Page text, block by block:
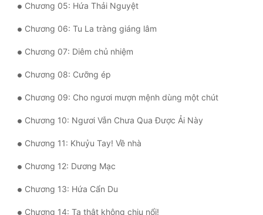
Chương 05: Hứa Thải Nguyệt
Chương 06: Tu La tràng giáng lâm
Chương 07: Diêm chủ nhiệm
Chương 08: Cưỡng ép
Chương 09: Cho ngươi mượn mệnh dùng một chút
Chương 10: Ngươi Vẫn Chưa Qua Được Ải Này
Chương 11: Khuỷu Tay! Về nhà
Chương 12: Dương Mạc
Chương 13: Hứa Cẩn Du
Chương 14: Ta thật không chịu nổi!